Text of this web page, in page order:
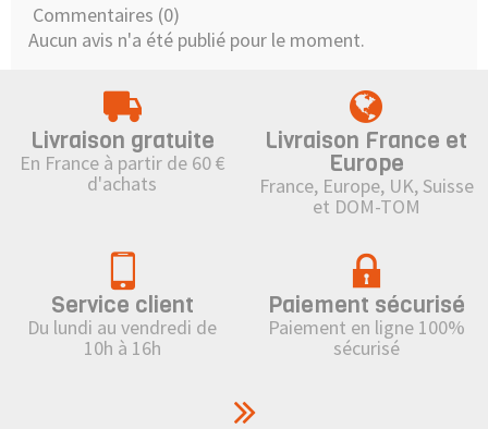
Commentaires (0)
Aucun avis n'a été publié pour le moment.
Livraison gratuite
En France à partir de 60 €
d'achats
Livraison France et
Europe
France, Europe, UK, Suisse
et DOM-TOM
Service client
Du lundi au vendredi de
10h à 16h
Paiement sécurisé
Paiement en ligne 100%
sécurisé